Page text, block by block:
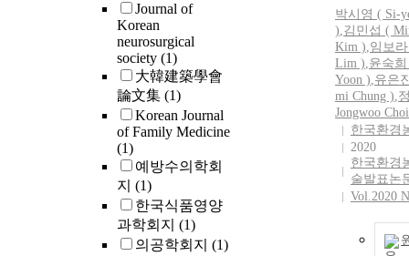
Journal of
Korean
neurosurgical
society (1)
大韓建築學會
論文集 (1)
Korean Journal
of Family Medicine
(1)
예방수의학회
지 (1)
한국식품영양
과학회지 (1)
의공학회지 (1)
soon as
needed to
fundamental
박시영 ( Si-
),김민섭 (
Kim ),임보
Lim ),윤숙희
Yoon ),유은
mi Chung ),
Jongwoo
한국환경
2020
한국환경
술발표논
Vol.2020